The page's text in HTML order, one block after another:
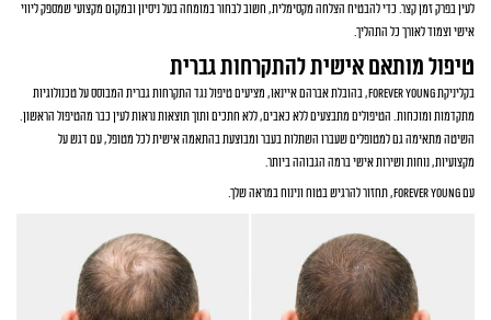
לעין בפרק זמן קצר. כדי להבטיח הצלחה מקסימלית, חשוב לבחור במומחה בעל ניסיון ובמקום מקצועי שמספק ליווי
אישי וצמוד לאורך כל התהליך.
טיפול מותאם אישית להתקרחות גברית
בקליניקת Forever Young, בהובלת אברהם איינאו, מציעים טיפול נגד התקרחות גברית המבוסס על טכנולוגיות
מתקדמות ומוכחות. הטיפולים מתבצעים ללא כאבים, ללא חתכים ותוך תוצאות נראות לעין כבר מהטיפול הראשון.
השיטה מתאימה גם למטופלים שעברו השתלות בעבר ומבוצעת בהתאמה אישית לכל מטופל, עם דגש על
מקצועיות, נוחות ושירות אישי ברמה הגבוהה ביותר.
עם Forever Young, תחזור להרגיש בטוח ונינוח במראה שלך.